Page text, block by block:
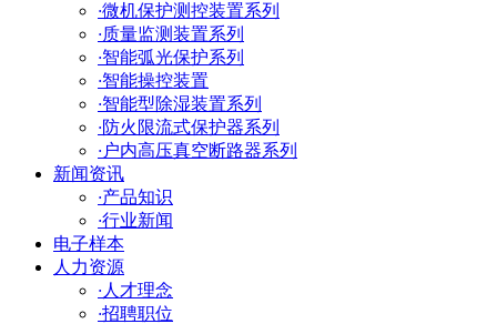
·微机保护测控装置系列
·质量监测装置系列
·智能弧光保护系列
·智能操控装置
·智能型除湿装置系列
·防火限流式保护器系列
· 户内高压真空断路器系列
新闻资讯
·产品知识
·行业新闻
电子样本
人力资源
· 人才理念
·招聘职位